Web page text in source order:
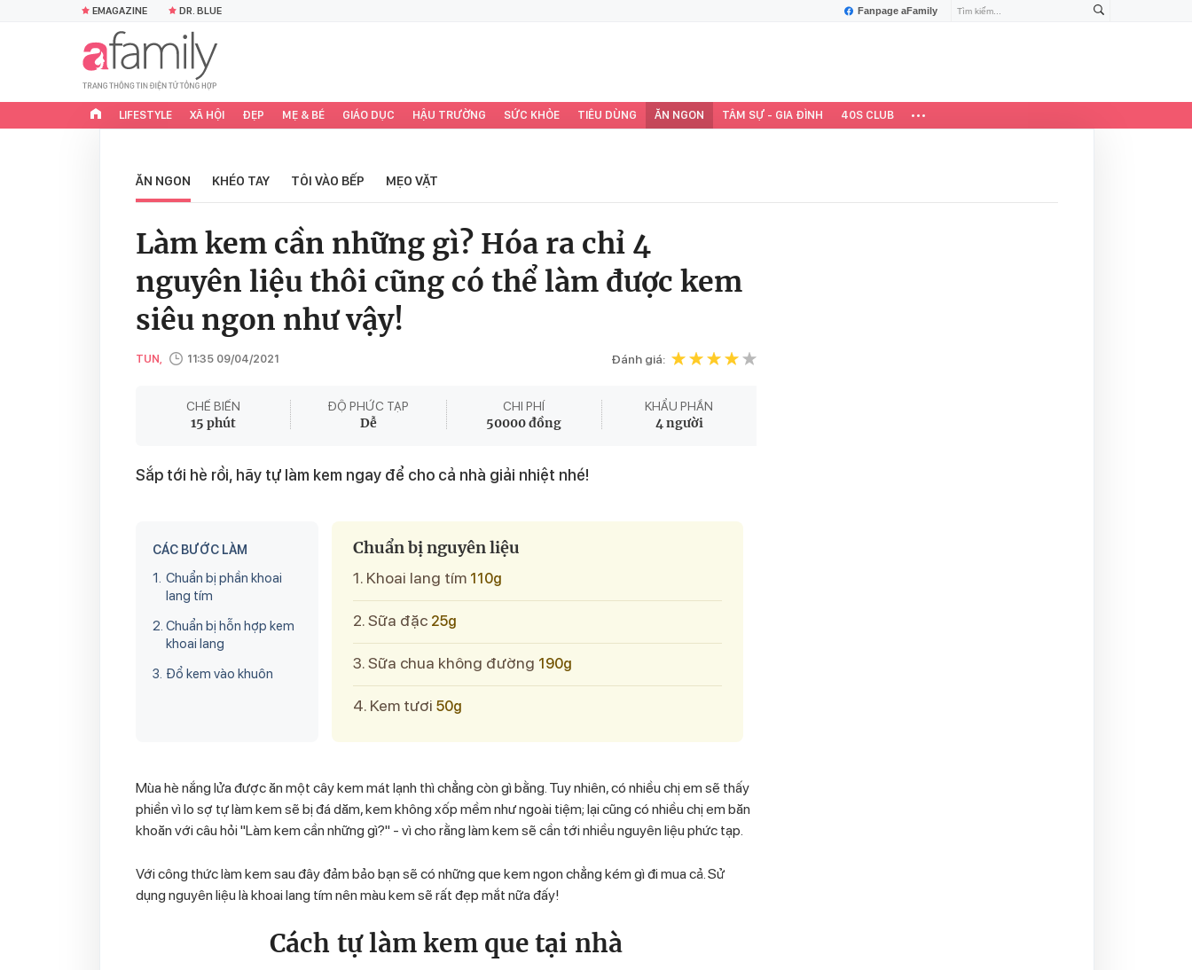
Fanpage aFamily
EMAGAZINE DR. BLUE
LIFESTYLE XÃ HỘI ĐẸP MẸ & BÉ GIÁO DỤC HẬU TRƯỜNG SỨC KHỎE TIÊU DÙNG ĂN NGON TÂM SỰ - GIA ĐÌNH 40S CLUB
ĂN NGON KHÉO TAY TÔI VÀO BẾP MẸO VẶT
Làm kem cần những gì? Hóa ra chỉ 4
nguyên liệu thôi cũng có thể làm được kem
siêu ngon như vậy!
TUN, 11:35 09/04/2021 Đánh giá:
CHẾ BIẾN
15 phút
ĐỘ PHỨC TẠP
Dễ
CHI PHÍ
50000 đồng
KHẨU PHẦN
4 người
Sắp tới hè rồi, hãy tự làm kem ngay để cho cả nhà giải nhiệt nhé!
CÁC BƯỚC LÀM
1. Chuẩn bị phần khoai
lang tím
2. Chuẩn bị hỗn hợp kem
khoai lang
3. Đổ kem vào khuôn
Chuẩn bị nguyên liệu
1. Khoai lang tím 110g
2. Sữa đặc 25g
3. Sữa chua không đường 190g
4. Kem tươi 50g
Mùa hè nắng lửa được ăn một cây kem mát lạnh thì chẳng còn gì bằng. Tuy nhiên, có nhiều chị em sẽ thấy
phiền vì lo sợ tự làm kem sẽ bị đá dăm, kem không xốp mềm như ngoài tiệm; lại cũng có nhiều chị em băn
khoăn với câu hỏi "Làm kem cần những gì?" - vì cho rằng làm kem sẽ cần tới nhiều nguyên liệu phức tạp.
Với công thức làm kem sau đây đảm bảo bạn sẽ có những que kem ngon chẳng kém gì đi mua cả. Sử
dụng nguyên liệu là khoai lang tím nên màu kem sẽ rất đẹp mắt nữa đấy!
Cách tự làm kem que tại nhà